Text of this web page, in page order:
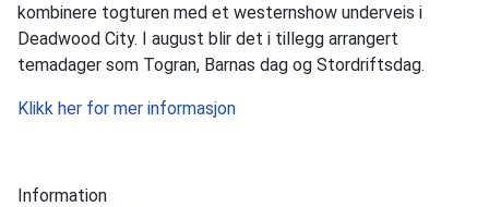
kombinere togturen med et westernshow underveis i
Deadwood City. I august blir det i tillegg arrangert
temadager som Togran, Barnas dag og Stordriftsdag.
Klikk her for mer informasjon
Information